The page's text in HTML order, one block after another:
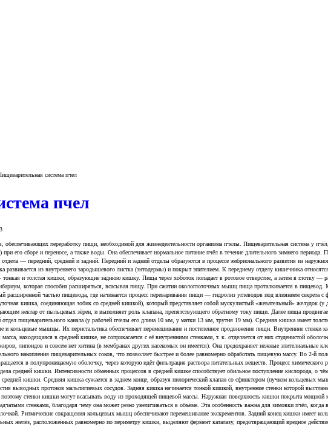
система пчел
пчел
обеспечивающих переработку пищи, необходимой для жизнедеятельности организма пчелы. Пищеварительная система у
его сборе и переносе, а также воды. Она обеспечивает нормальное питание пчёл в течение длительного зимнего
— передний, средний и задний. Передний и задний отделы образуются в процессе эмбрионального развития из
из внутреннего зародышевого листка (энтодермы) и покрыт эпителием. К переднему отделу кишечника
и толстая кишки, образующие заднюю кишку. Пища через хоботок попадает в ротовое отверстие, а затем в глотку —
которая способна расширяться, всасывая пищу. При сжатии окологлоточных мышц пища проталкивается в пищевод.
частью пищевода, где начинается процесс переваривания пищи — гидролиз углеводов под влиянием секрета
кишка, соединяющая зобик со средней кишкой), который представляет собой мускулистый «жевательный» желудок
нектар от пыльцевых зёрен, и выполняет роль клапана, препятствующего обратному току пищи. Далее пища
пищеварительного канала (у рабочей пчелы его длина 10 мм, у матки 13 мм, трутня 19 мм). Средняя кишка имеет
кольцевые мышцы. Их перистальтика обеспечивает перемешивание и постепенное продвижение пищи. Внутренние стенки
находящаяся в средней кишке, не соприкасается с её внутренними стенками, т. к. отделяется от них студенистой
липоидов и совсем нет хитина (в мембранах других насекомых он имеется). Она предохраняет нежные эпителиальные
накопления пищеварительных соков, что позволяет быстрее и более равномерно обработать пищевую массу. Во 2-й
в полупроницаемую оболочку, через которую идёт фильтрация раствора питательных веществ. Процесс
средней кишки. Интенсивности обменных процессов в средней кишке способствует обильное поступление кислорода, о чём
средней кишки. Средняя кишка сужается в заднем конце, образуя пилорический клапан со сфинктером (пучком
выводных протоков мальпигиевых сосудов. Задняя кишка начинается тонкой кишкой, внутренние стенки которой
стенки кишки могут всасывать воду из проходящей пищевой массы. Наружная поверхность кишки покрыта
стенками, благодаря чему она может резко увеличиваться в объёме. Эта особенность важна для зимовки пчёл,
Ритмические сокращения кольцевых мышц обеспечивают перемешивание экскрементов. Задний конец кишки имеет
желёз, расположенных равномерно по периметру кишки, выделяют фермент каталазу, предотвращающий вредное